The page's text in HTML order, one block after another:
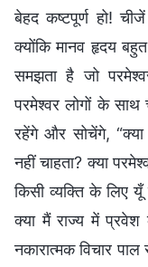
बेहद कष्टपूर्ण हो!
क्योंकि मानव हृदय
समझता है जो
परमेश्वर लोगों के
रहेंगे और सोचेंगे,
नहीं चाहता? क्या
किसी व्यक्ति के लिए
क्या मैं राज्य में
नकारात्मक विचार